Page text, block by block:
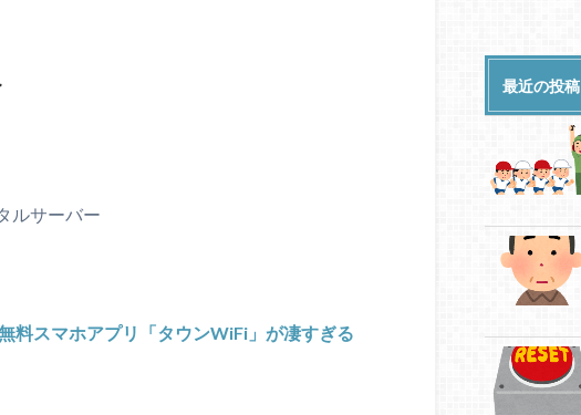
ルサーバー
料スマホアプリ「タウンWiFi」が凄すぎる
最近の投稿